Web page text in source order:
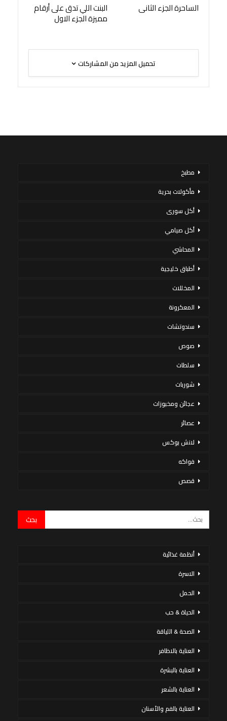
الساحرة الجزء الثانى البنت اللي تدق على أرقام
مميزة الجزء الاول
تحميل المزيد من المشاركات
مطبخ
مأكولات بحرية
أكل سورى
أكل صيامي
المحاشي
أطباق خليجية
المخللات
المعكرونة
سندوتشات
صوص
سلطات
شوربات
عجائن ومخبوزات
عصائر
لانش بوكس
فواكه
قصص
أنظمة غذائية
الاسرة
الحمل
الحياة & حب
الصحة & اللياقة
العناية بالاظافر
العناية بالبشرة
العناية بالشعر
العناية بالفم والأسنان